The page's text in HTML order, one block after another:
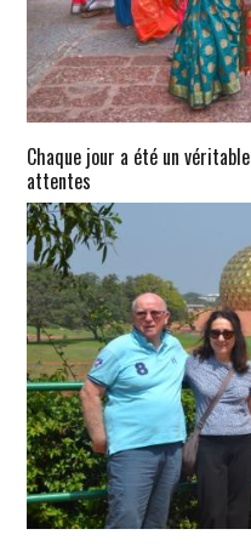
Chaque jour a été un
attentes